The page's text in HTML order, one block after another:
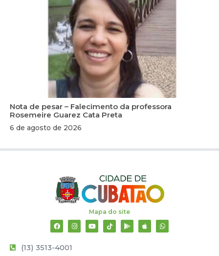
Nota de pesar – Falecimento da professora
Rosemeire Guarez Cata Preta
6 de agosto de 2026
Mapa do site
(13) 3513-4001